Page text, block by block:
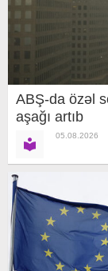
ABŞ-da özəl
aşağı artıb
05.08.2026